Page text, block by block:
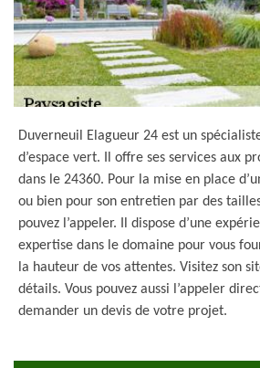
Duverneuil Elagueur 24 est un
d’espace vert. Il offre ses services aux
dans le 24360. Pour la mise en place
ou bien pour son entretien par des
pouvez l’appeler. Il dispose d’une
expertise dans le domaine pour vous
la hauteur de vos attentes. Visitez son
détails. Vous pouvez aussi l’appeler
demander un devis de votre projet.